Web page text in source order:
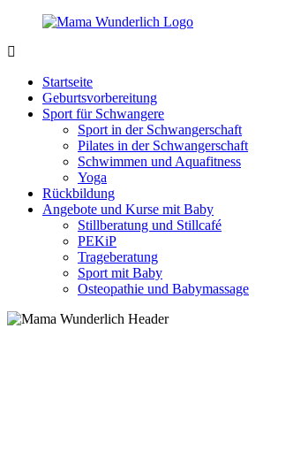
Zurück
Inhalt
sein
wunderbar!
Startseite
Geburtsvorbereitung
Sport für Schwangere
Sport in der Schwangerschaft
Pilates in der Schwangerschaft
Schwimmen und Aquafitness
Yoga
Rückbildung
Angebote und Kurse mit Baby
Stillberatung und Stillcafé
PEKiP
Trageberatung
Sport mit Baby
Osteopathie und Babymassage